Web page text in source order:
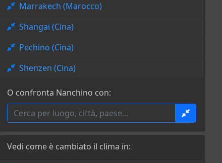
Marrakech (Marocco)
Shangai (Cina)
Pechino (Cina)
Shenzen (Cina)
O confronta Nanchino con:
Vedi come è cambiato il clima in: